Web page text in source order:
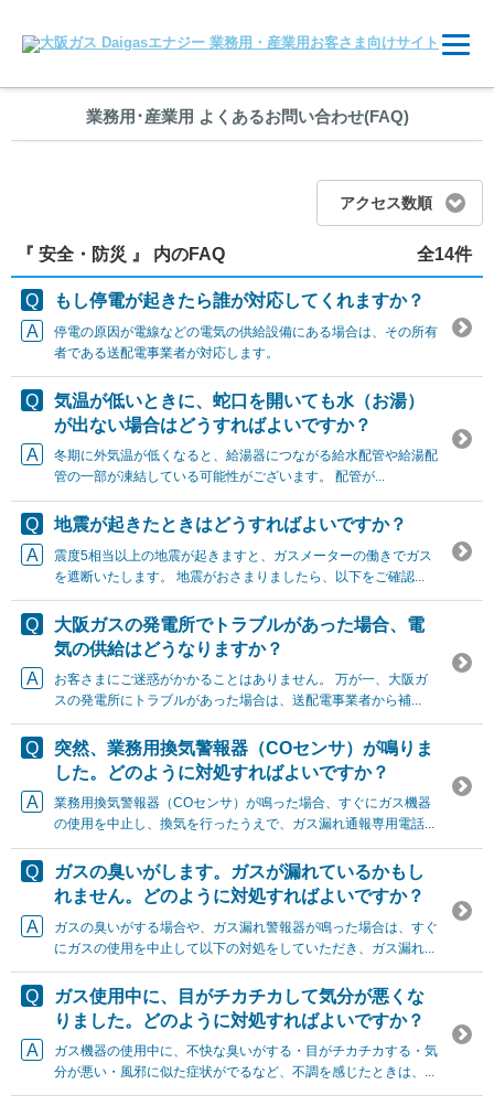
業務用 ･産業用 よくあるお問い合わせ(FAQ)
アクセス数順
『 安全・防災 』 内のFAQ 全14件
もし停電が起きたら誰が対応してくれますか？
停電の原因が電線などの電気の供給設備にある場合は、その所有
者である送配電事業者が対応します。
気温が低いときに、蛇口を開いても水（お湯）
が出ない場合はどうすればよいですか？
冬期に外気温が低くなると、給湯器につながる給水配管や給湯配
管の一部が凍結している可能性がございます。 配管が...
地震が起きたときはどうすればよいですか？
震度5相当以上の地震が起きますと、ガスメーターの働きでガス
を遮断いたします。 地震がおさまりましたら、以下をご確認...
大阪ガスの発電所でトラブルがあった場合、電
気の供給はどうなりますか？
お客さまにご迷惑がかかることはありません。 万が一、大阪ガ
スの発電所にトラブルがあった場合は、送配電事業者から補...
突然、業務用換気警報器（COセンサ）が鳴りま
した。どのように対処すればよいですか？
業務用換気警報器（COセンサ）が鳴った場合、すぐにガス機器
の使用を中止し、換気を行ったうえで、ガス漏れ通報専用電話...
ガスの臭いがします。ガスが漏れているかもし
れません。どのように対処すればよいですか？
ガスの臭いがする場合や、ガス漏れ警報器が鳴った場合は、すぐ
にガスの使用を中止して以下の対処をしていただき、ガス漏れ...
ガス使用中に、目がチカチカして気分が悪くな
りました。どのように対処すればよいですか？
ガス機器の使用中に、不快な臭いがする・目がチカチカする・気
分が悪い・風邪に似た症状がでるなど、不調を感じたときは、...